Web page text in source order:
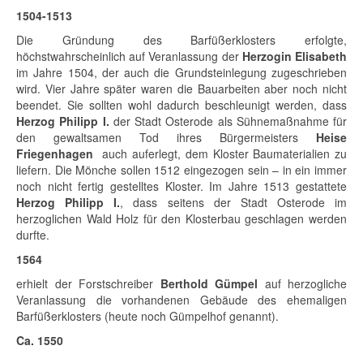
1504-1513
Die Gründung des Barfüßerklosters erfolgte,
höchstwahrscheinlich auf Veranlassung der Herzogin Elisabeth
im Jahre 1504, der auch die Grundsteinlegung zugeschrieben
wird. Vier Jahre später waren die Bauarbeiten aber noch nicht
beendet. Sie sollten wohl dadurch beschleunigt werden, dass
Herzog Philipp I. der Stadt Osterode als Sühnemaßnahme für
den gewaltsamen Tod ihres Bürgermeisters Heise
Friegenhagen auch auferlegt, dem Kloster Baumaterialien zu
liefern. Die Mönche sollen 1512 eingezogen sein – in ein immer
noch nicht fertig gestelltes Kloster. Im Jahre 1513 gestattete
Herzog Philipp I., dass seitens der Stadt Osterode im
herzoglichen Wald Holz für den Klosterbau geschlagen werden
durfte.
1564
erhielt der Forstschreiber Berthold Gümpel auf herzogliche
Veranlassung die vorhandenen Gebäude des ehemaligen
Barfüßerklosters (heute noch Gümpelhof genannt).
Ca. 1550